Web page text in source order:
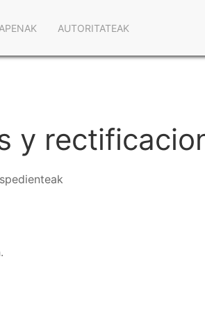
AUTORITATEAK
y